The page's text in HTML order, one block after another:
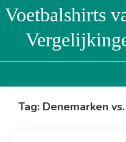
Skip
content
Voetbalshirts
Tag: Denemarken